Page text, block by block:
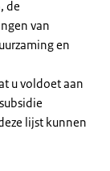
de
van
en
u voldoet aan
lijst kunnen